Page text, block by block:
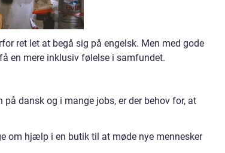
ret let at begå sig på engelsk. Men med gode
en mere inklusiv følelse i samfundet.
dansk og i mange jobs, er der behov for, at
om hjælp i en butik til at møde nye mennesker